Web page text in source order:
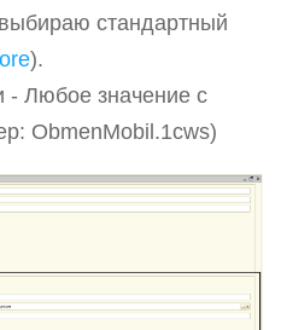
стандартный
).
Любое значение с
ObmenMobil.1cws)